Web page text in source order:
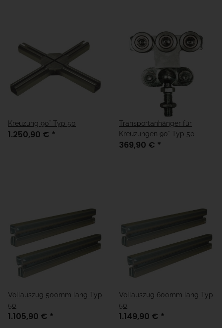
Kreuzung 90° Typ 50
1.250,90 € *
Transportanhänger für
Kreuzungen 90° Typ 50
369,90 € *
Vollauszug 500mm lang Typ
50
1.105,90 € *
Vollauszug 600mm lang Typ
50
1.149,90 € *